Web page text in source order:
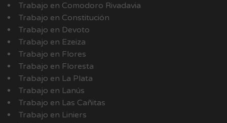
Trabajo en Comodoro Rivadavia
Trabajo en Constitución
Trabajo en Devoto
Trabajo en Ezeiza
Trabajo en Flores
Trabajo en Floresta
Trabajo en La Plata
Trabajo en Lanús
Trabajo en Las Cañitas
Trabajo en Liniers